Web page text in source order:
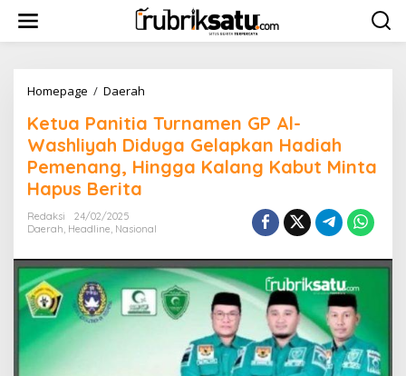
w
Homepage / Daerah
t
u
a
P
t
a
T
u
r
Ketua Panitia Turnamen GP Al-
Washliyah Diduga Gelapkan Hadiah
Pemenang, Hingga Kalang Kabut Minta
Hapus Berita
Redaksi
24/02/2025
Daerah, Headline, Nasional